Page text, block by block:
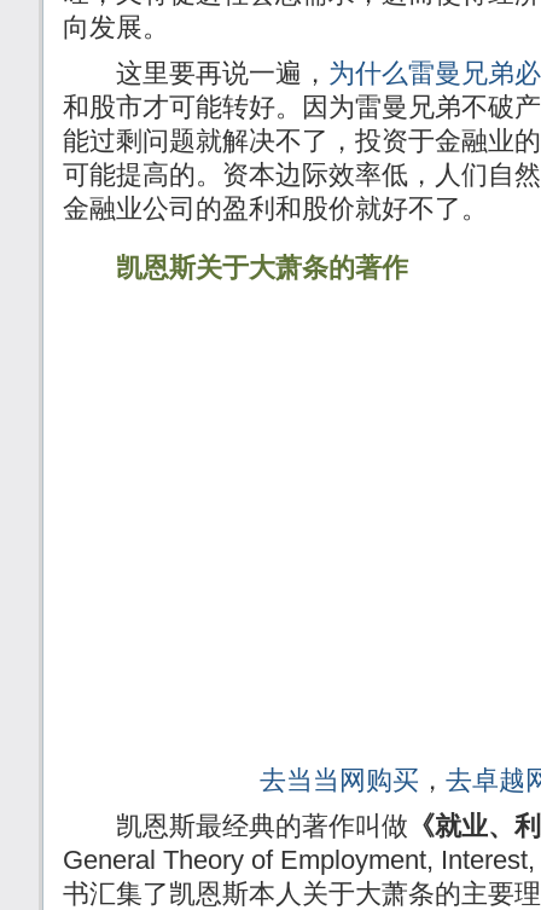
向发展。
这里要再说一遍， 为什么雷曼兄弟
和股市才可能转好。因为雷曼兄弟不破
能过剩问题就解决不了，投资于金融业
可能提高的。资本边际效率低，人们自
金融业公司的盈利和股价就好不了。
凯恩斯关于大萧条的著作
去当当网购买 ， 去卓越
凯恩斯最经典的著作叫做 《就业、
General Theory of Employment,
书汇集了凯恩斯本人关于大萧条的主要